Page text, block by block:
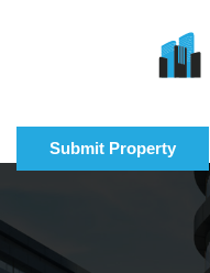
Submit Property